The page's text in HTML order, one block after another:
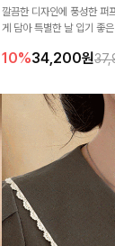
깔끔한 디자인에 풍성한 퍼
게 담아 특별한 날 입기 좋
10%34,200원